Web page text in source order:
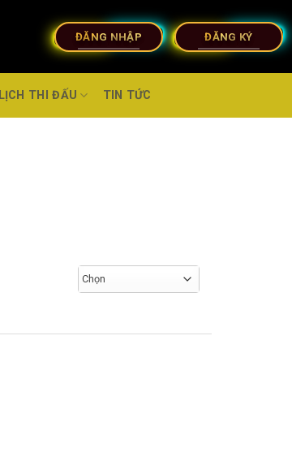
ĐĂNG NHẬP ĐĂNG KÝ
LỊCH THI ĐẤU TIN TỨC
Chọn